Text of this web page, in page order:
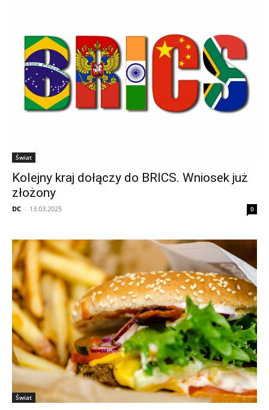
Świat
Kolejny kraj dołączy do BRICS. Wniosek już
złożony
DC - 13.03.2025 0
Świat